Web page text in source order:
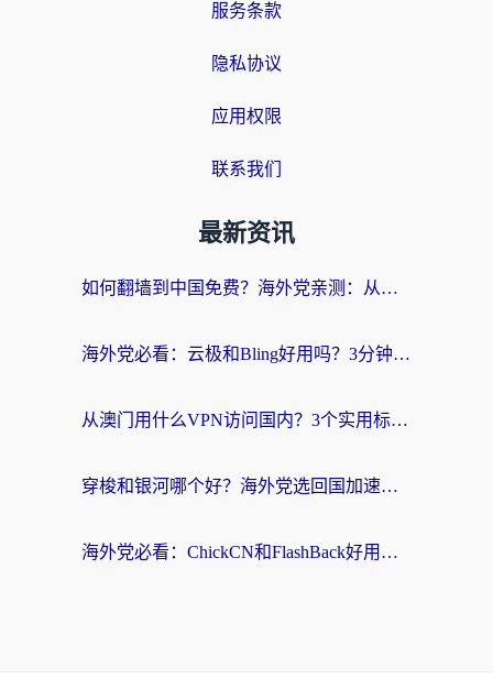
服务条款
隐私协议
应用权限
联系我们
最新资讯
如何翻墙到中国免费？海外党亲测：从踩坑到选对加速器的全攻略
海外党必看：云极和Bling好用吗？3分钟教你选对回国加速器
从澳门用什么VPN访问国内？3个实用标准帮你避开坑，无缝刷剧听歌
穿梭和银河哪个好？海外党选回国加速器的避坑指南，附番茄加速器实测体验
海外党必看：ChickCN和FlashBack好用吗？3招教你选对回国加速器（附云极、HomeCN、斧牛vs艾果对比）